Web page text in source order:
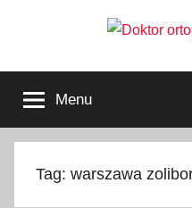
Doktor
ortopeda
Warszawa
usg
Warszawa,
ginekolog,
urolog,
Menu
Tag: warszawa